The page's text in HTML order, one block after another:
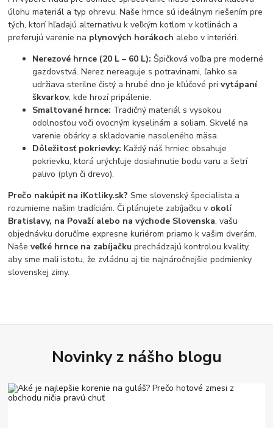
úlohu materiál a typ ohrevu. Naše hrnce sú ideálnym riešením pre
tých, ktorí hľadajú alternatívu k veľkým kotlom v kotlinách a
preferujú varenie na plynových horákoch alebo v interiéri.
Nerezové hrnce (20 L – 60 L): Špičková voľba pre moderné
gazdovstvá. Nerez nereaguje s potravinami, ľahko sa
udržiava sterilne čistý a hrubé dno je kľúčové privytápaní
škvarkov, kde hrozí pripálenie.
Smaltované hrnce: Tradičný materiál s vysokou
odolnosťou voči ovocným kyselinám a soliam. Skvelé na
varenie obárky a skladovanie nasoleného mäsa.
Dôležitosť pokrievky: Každý náš hrniec obsahuje
pokrievku, ktorá urýchľuje dosiahnutie bodu varu a šetrí
palivo (plyn či drevo).
Prečo nakúpiť na iKotliky.sk? Sme slovenský špecialista a
rozumieme našim tradíciám. Či plánujete zabíjačku v okolí
Bratislavy, na Považí alebo na východe Slovenska, vašu
objednávku doručíme expresne kuriérom priamo k vašim dverám.
Naševeľké hrnce na zabíjačku prechádzajú kontrolou kvality,
aby sme mali istotu, že zvládnu aj tie najnáročnejšie podmienky
slovenskej zimy.
Novinky z nášho blogu